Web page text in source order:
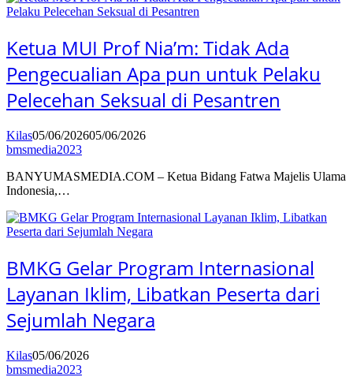
Ketua MUI Prof Nia’m: Tidak Ada
Pengecualian Apa pun untuk Pelaku
Pelecehan Seksual di Pesantren
Kilas05/06/202605/06/2026
bmsmedia2023
BANYUMASMEDIA.COM – Ketua Bidang Fatwa Majelis Ulama
Indonesia,…
BMKG Gelar Program Internasional
Layanan Iklim, Libatkan Peserta dari
Sejumlah Negara
Kilas05/06/2026
bmsmedia2023